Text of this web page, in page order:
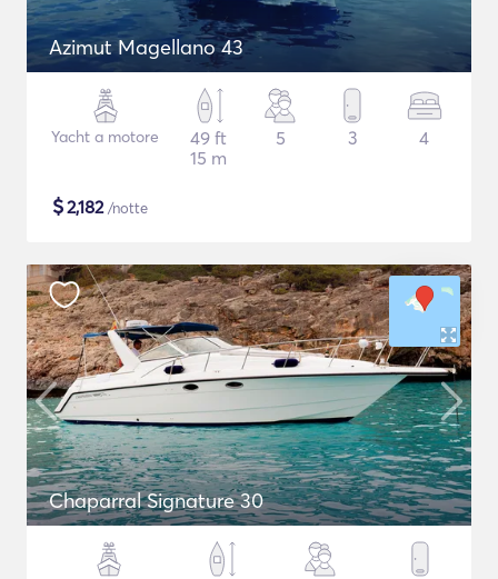
Azimut Magellano 43
Yacht a motore
49 ft
15 m
5 3 4
$2,182/notte
Chaparral Signature 30